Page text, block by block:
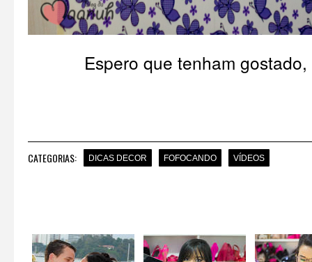
Espero que tenham
CATEGORIAS: DICAS DECOR FOFOCANDO VÍDEOS